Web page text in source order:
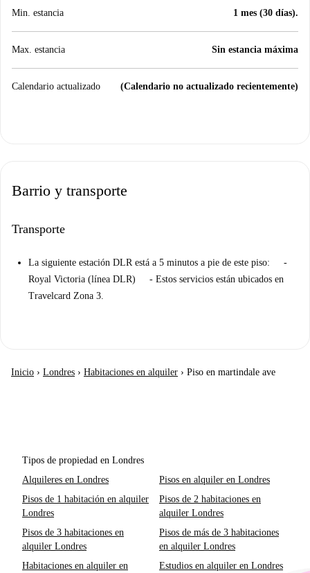
Min. estancia 1 mes (30 días).
Max. estancia Sin estancia máxima
Calendario actualizado (Calendario no actualizado recientemente)
Barrio y transporte
Transporte
La siguiente estación DLR está a 5 minutos a pie de este piso: -
Royal Victoria (línea DLR) - Estos servicios están ubicados en
Travelcard Zona 3.
Inicio › Londres › Habitaciones en alquiler › Piso en martindale ave
Tipos de propiedad en Londres
Alquileres en Londres
Pisos en alquiler en Londres
Pisos de 1 habitación en alquiler
Londres
Pisos de 2 habitaciones en
alquiler Londres
Pisos de 3 habitaciones en
alquiler Londres
Pisos de más de 3 habitaciones
en alquiler Londres
Habitaciones en alquiler en
Estudios en alquiler en Londres